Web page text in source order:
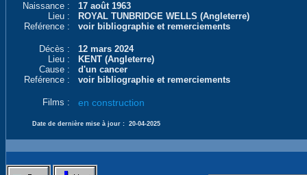
Naissance :
17 août 1963
Lieu :
ROYAL TUNBRIDGE WELLS (Angleterre)
Reférence :
voir bibliographie et remerciements
Décès :
12 mars 2024
Lieu :
KENT (Angleterre)
Cause :
d'un cancer
Reférence :
voir bibliographie et remerciements
Films : en construction
Date de dernière mise à jour : 20-04-2025